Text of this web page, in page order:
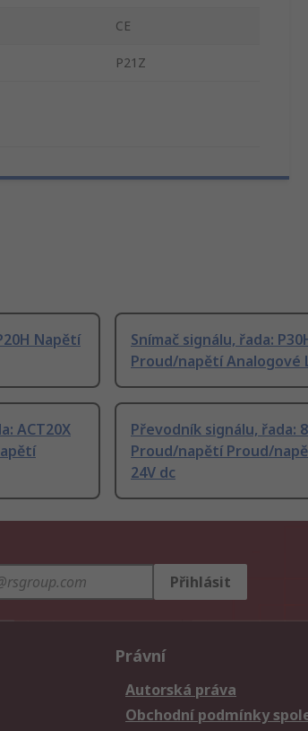
CE
P21Z
Napětí
Snímač signálu, řada:
Proud/napětí Analogové
ACT20X
Převodník signálu, řada:
Proud/napětí Proud/
24V dc
Přihlásit
Právní
Autorská práva
Obchodní podmínky